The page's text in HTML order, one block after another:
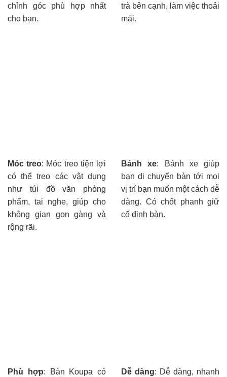
chỉnh góc phù hợp nhất
cho bạn.
trà bên cạnh, làm việc thoải
mái.
Móc treo: Móc treo tiện lợi
có thể treo các vật dụng
như túi đồ văn phòng
phẩm, tai nghe, giúp cho
không gian gọn gàng và
rộng rãi.
Bánh xe: Bánh xe giúp
bạn di chuyển bàn tới mọi
vị trí bạn muốn một cách dễ
dàng. Có chốt phanh giữ
cố định bàn.
Phù hợp: Bàn Koupa có
Dễ dàng: Dễ dàng, nhanh